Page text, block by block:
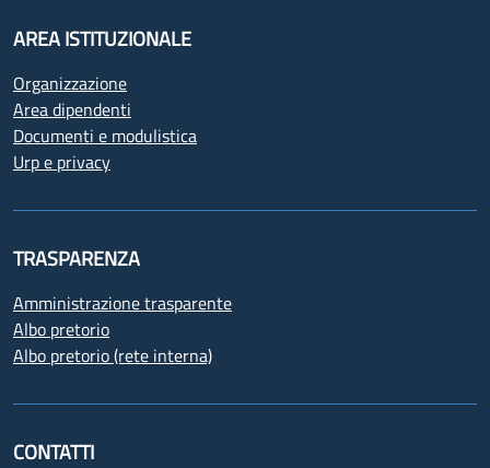
AREA ISTITUZIONALE
Organizzazione
Area dipendenti
Documenti e modulistica
Urp e privacy
TRASPARENZA
Amministrazione trasparente
Albo pretorio
Albo pretorio (rete interna)
CONTATTI